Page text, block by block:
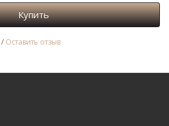
Купить
/ Оставить отзыв